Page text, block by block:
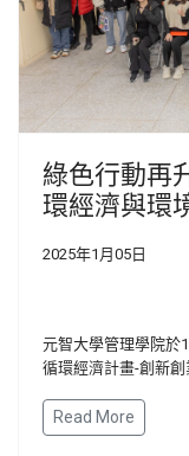
綠色行動再
環經濟與環
2025年1月05日
元智大學管理學院於
循環經濟計畫-創新
Read More